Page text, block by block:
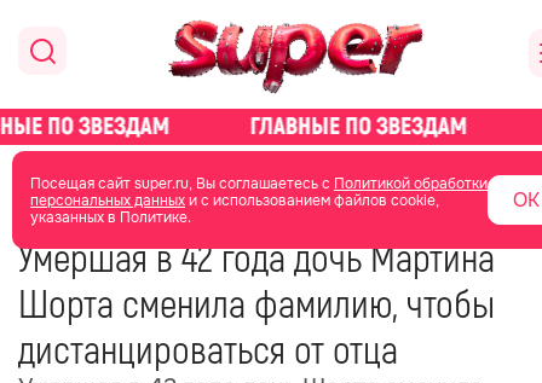
Посещая сайт super.ru, Вы соглашаетесь с Политикой обработки
персональных данныхи с использованием файлов cookie,
указанных в Политике.
ОК
главная новости о звездах новости
27 февраля 20:14
Умершая в 42 года дочь Мартина
Шорта сменила фамилию, чтобы
дистанцироваться от отца